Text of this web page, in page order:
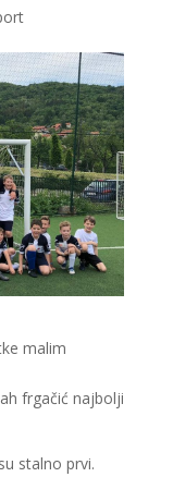
malim
frgačić najbolji
stalno prvi.